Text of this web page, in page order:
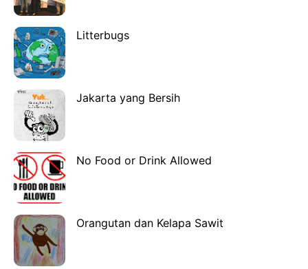
Litterbugs
Jakarta yang Bersih
No Food or Drink Allowed
Orangutan dan Kelapa Sawit